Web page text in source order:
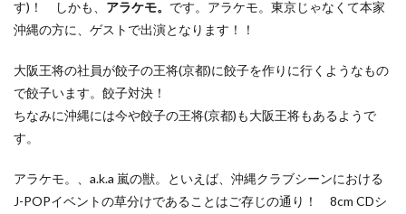
す)！ しかも、 アラケモ。 です。アラケモ。東京じゃなくて本家
沖縄の方に、ゲストで出演となります！！
大阪王将の社員が餃子の王将(京都)に餃子を作りに行くようなもの
で餃子います。餃子対決！
ちなみに沖縄には今や餃子の王将(京都)も大阪王将もあるようで
す。
アラケモ。、a.k.a 嵐の獣。といえば、沖縄クラブシーンにおける
J-POPイベントの草分けであることはご存じの通り！ 8cm CDシ